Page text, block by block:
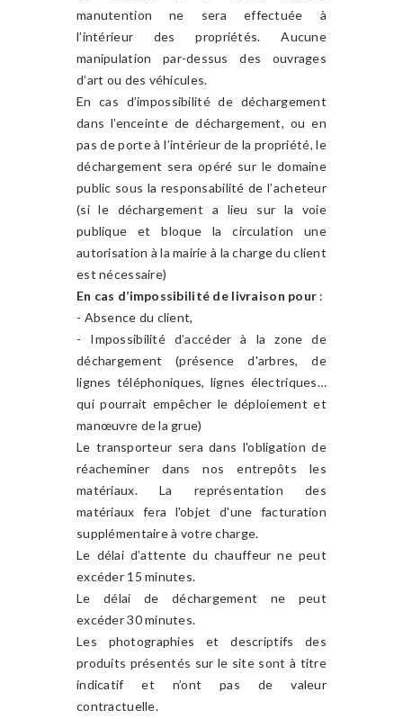
manutention ne sera effectuée à
l’intérieur des propriétés. Aucune
manipulation par-dessus des ouvrages
d’art ou des véhicules.
En cas d’impossibilité de déchargement
dans l’enceinte de déchargement, ou en
pas de porte à l’intérieur de la propriété, le
déchargement sera opéré sur le domaine
public sous la responsabilité de l’acheteur
(si le déchargement a lieu sur la voie
publique et bloque la circulation une
autorisation à la mairie à la charge du client
est nécessaire)
En cas d’impossibilité de livraison pour :
- Absence du client,
- Impossibilité d’accéder à la zone de
déchargement (présence d'arbres, de
lignes téléphoniques, lignes électriques…
qui pourrait empêcher le déploiement et
manœuvre de la grue)
Le transporteur sera dans l'obligation de
réacheminer dans nos entrepôts les
matériaux. La représentation des
matériaux fera l'objet d'une facturation
supplémentaire à votre charge.
Le délai d’attente du chauffeur ne peut
excéder 15 minutes.
Le délai de déchargement ne peut
excéder 30 minutes.
Les photographies et descriptifs des
produits présentés sur le site sont à titre
indicatif et n’ont pas de valeur
contractuelle.